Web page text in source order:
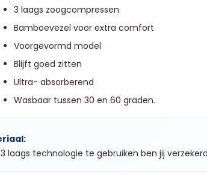
3 laags zoogcompressen
Bamboevezel voor extra comfort
Voorgevormd model
Blijft goed zitten
Ultra- absorberend
Wasbaar tussen 30 en 60 graden.
laags technologie te gebruiken ben jij